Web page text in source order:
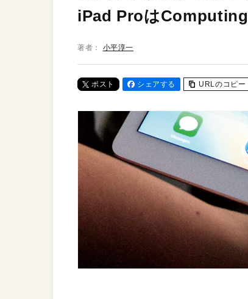
iPad Proは
著者： 小平淳一
ポスト シェアする URLのコピー